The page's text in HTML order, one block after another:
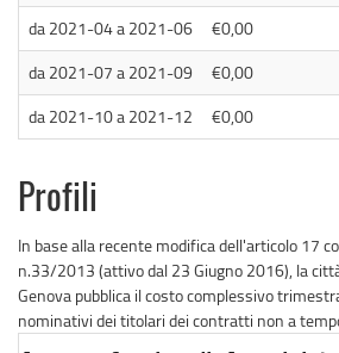
da 2021-04a 2021-06 €0,00
da 2021-07 a 2021-09 €0,00
da 2021-10a 2021-12 €0,00
Profili
In base alla recente modifica dell'articolo 17
n.33/2013 (attivo dal 23 Giugno 2016), la
Genova pubblica il costo complessivo
nominativi dei titolari dei contratti non a